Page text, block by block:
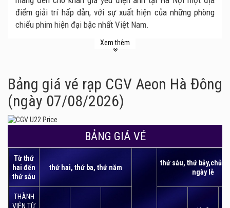
điểm giải trí hấp dẫn, với sự xuất hiện của những phòng
chiếu phim hiện đại bậc nhất Việt Nam.
Rạp CGV Aeon Hà Đông được đầu tư 9 phòng chiếu phim
hiện đại với tổng số ghế ngồi lên đến 1.558 ghế. Thỏa sức
những dịp lễ tết hay khi có bom tấn điện ảnh đẳng cấp
Hollywood được công chiếu.
Điểm nhấn đặc biệt của rạp chiếu phim CGV Aeon Hà Đông
là phòng chiếu phim định dạng IMAX với màn hình khổng
lồ. Đây là cụm rạp CGV thứ 2 tại Hà Nội có định dạng
IMAX, nhưng là rạp đầu tiên tại khu vực này có màn hình
siêu khổng lồ với kích thước 22.100 x 12.430 (m) và 514
ghế ngồi cao cấp. Ngoài ra, CGV Aeon Hà Đông còn có
phòng chiếu phim hạng thương gia Gold Class và rạp
giường năm L’Amour dành cho phân khúc khách hàng cao
Xem thêm
Bảng giá vé rạp CGV Aeon Hà Đông
(ngày 07/08/2026)
BẢNG GIÁ VÉ
Từ thứ
hai đến
thứ sáu
thứ hai, thứ ba, thứ năm
thứ sáu, thứ bảy,chủ
ngày lễ
THÀNH
VIÊN TỪ